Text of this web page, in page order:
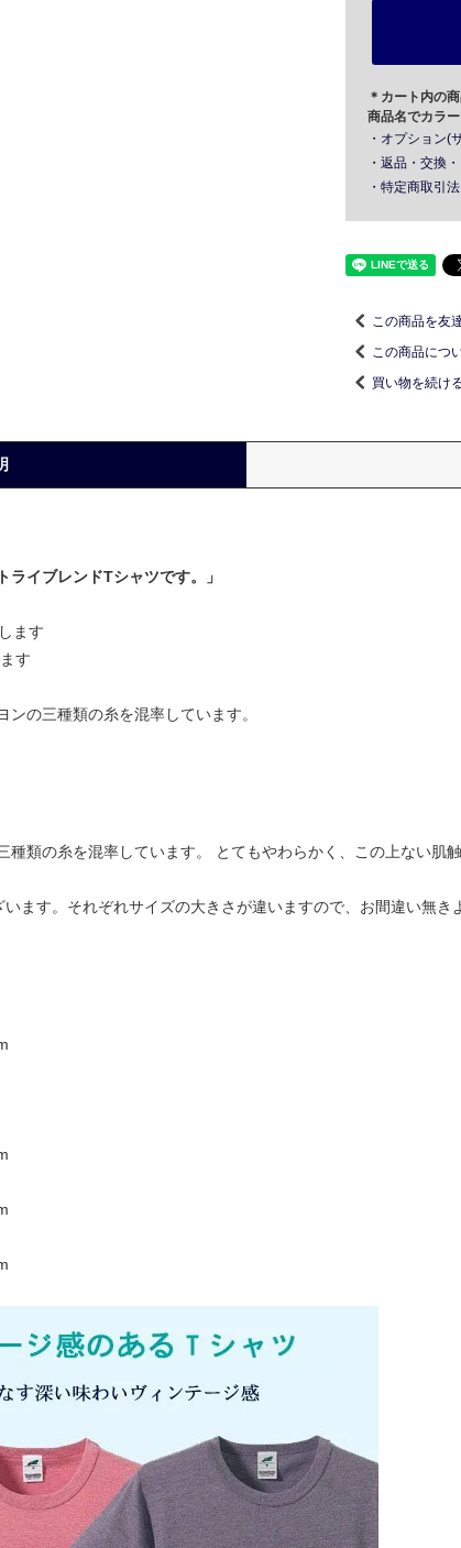
＊カート内の
商品名でカラー
・オプション(
・返品・交換
・特定商取引
この商品を友
この商品につ
買い物を続け
イブレンドTシャツです。」
ます
す
の三種類の糸を混率しています。
類の糸を混率しています。 とてもやわらかく、この上ない肌
ます。それぞれサイズの大きさが違いますので、お間違い無き